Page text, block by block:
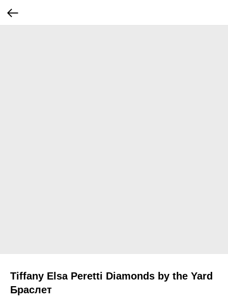
Tiffany Elsa Peretti Diamonds by the Yard
Браслет